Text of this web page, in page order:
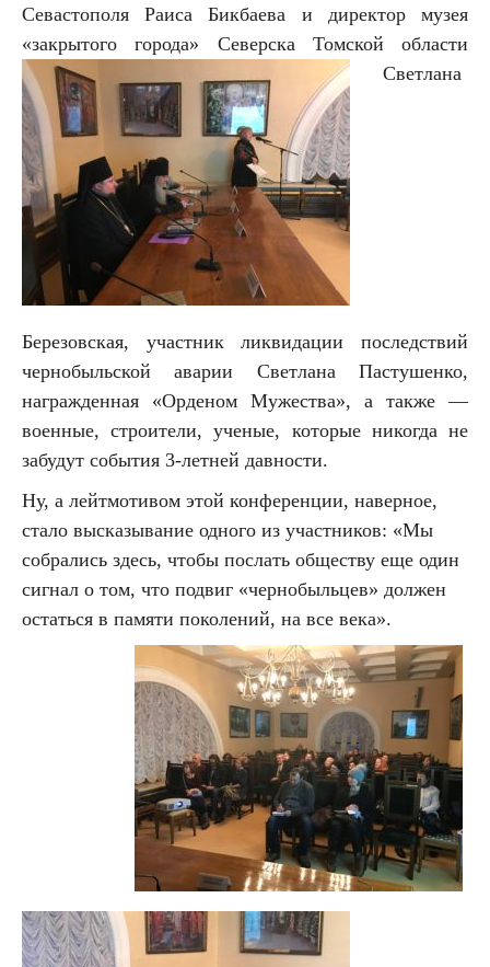
Севастополя Раиса Бикбаева и директор музея
«закрытого города» Северска Томской области
Светлана
Березовская, участник ликвидации последствий
чернобыльской аварии Светлана Пастушенко,
награжденная «Орденом Мужества», а также —
военные, строители, ученые, которые никогда не
забудут события 3-летней давности.
Ну, а лейтмотивом этой конференции, наверное,
стало высказывание одного из участников: «Мы
собрались здесь, чтобы послать обществу еще один
сигнал о том, что подвиг «чернобыльцев» должен
остаться в памяти поколений, на все века».